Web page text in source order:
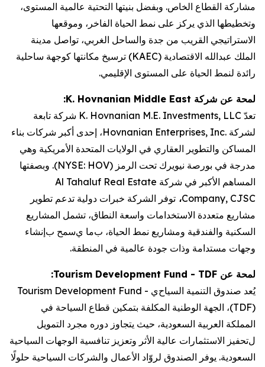
مشاركة القطاع الخاص. وبفضل بنيتها التحتية عالمية المستوى،
وتخطيطها الذي يركز على نمط الحياة الفاخر، وموقعها
الاستراتيجي القريب من جدة والساحل الغربي، تواصل مدينة
الملك عبدالله الاقتصادية (
KAEC
) ترسيخ مكانتها كوجهة ساحلية
رائدة لنمط الحياة على المستوى الإقليمي.
لمحة عن شركة K. Hovnanian Middle East
:
تعدّ K. Hovnanian M.E. Investments, LLC شركة تابعة
لشركة Hovnanian Enterprises, Inc.، إحدى أكبر شركات بناء
المساكن والتطوير العقاري في الولايات المتحدة الأمريكية وهي
مدرجة في بورصة نيويرك تحت الرمز (NYSE: HOV
)
. وبصفتها
المساهم الأكبر في شركة Al Tahaluf Real Estate
Company, CJSC، توفر الشركة خبرات دولية تدعم تطوير
مشاريع متعددة الاستخدامات واسعة النطاق، تشمل المشاريع
السكنية والفندقية ومشاريع نمط الحياة، بما يسمح بإنشاء
وجهات مستدامة وذات جودة عالمية في المنطقة.
لمحة عن Tourism Development Fund - TDF
:
يُعد صندوق التنمية السياحي Tourism Development Fund -
TDF))، الجهة الوطنية المكلفة بتمكين قطاع السياحة في
المملكة العربية السعودية، حيث يتجاوز دور ه مجرد التمويل
لتحفيز الاستثمارات عالية الأثر وتعزيز تنافسية الوجهات السياحية
السعودية. يوفر الصندوق لروّاد الأعمال والشركات السياحية حلولًا